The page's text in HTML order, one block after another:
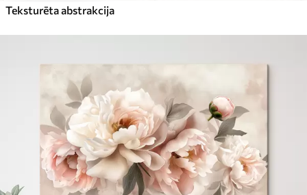
Teksturēta abstrakcija